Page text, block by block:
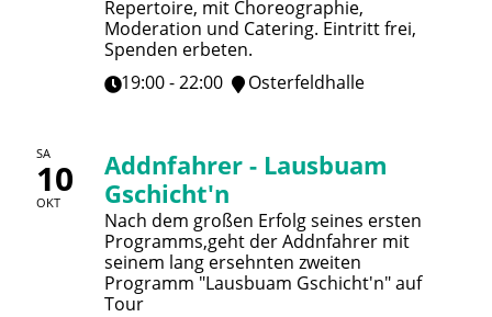
Repertoire, mit Choreographie,
Moderation und Catering. Eintritt frei,
Spenden erbeten.
19:00 - 22:00
Osterfeldhalle
SA
10
OKT
Addnfahrer - Lausbuam
Gschicht'n
Nach dem großen Erfolg seines ersten
Programms,geht der Addnfahrer mit
seinem lang ersehnten zweiten
Programm "Lausbuam Gschicht'n" auf
Tour